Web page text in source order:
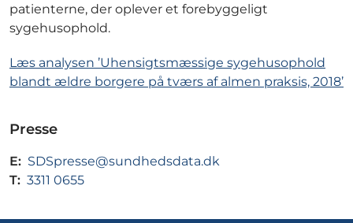
patienterne, der oplever et forebyggeligt
sygehusophold.
Læs analysen ’Uhensigtsmæssige sygehusophold
blandt ældre borgere på tværs af almen praksis, 2018’
Presse
E: SDSpresse@sundhedsdata.dk
T: 3311 0655